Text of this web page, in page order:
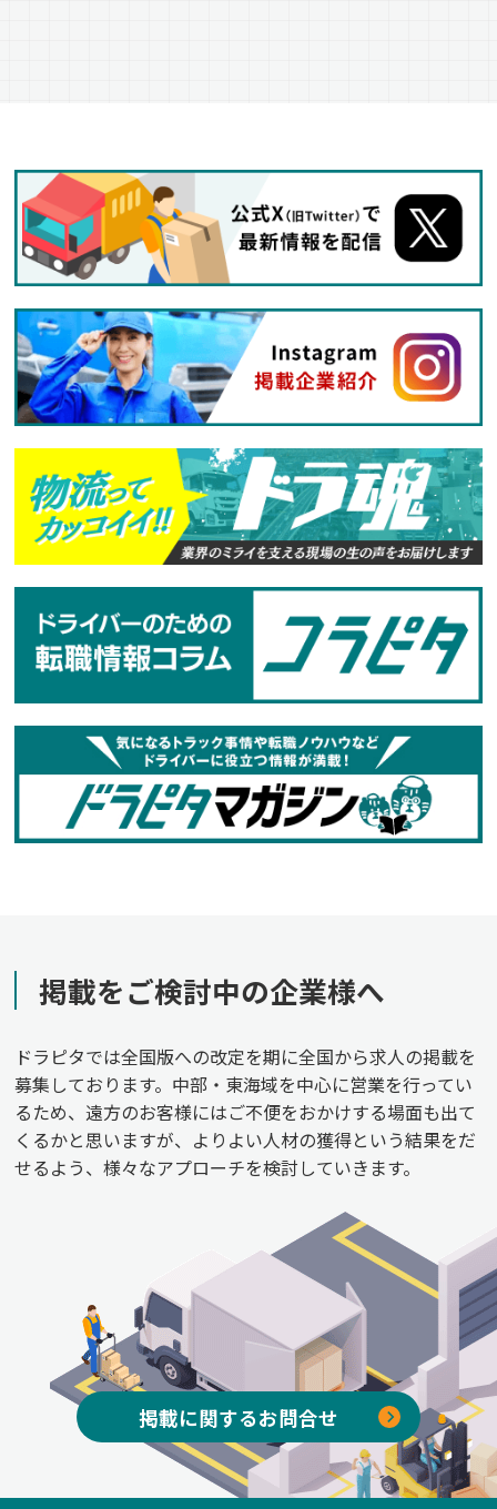
掲載をご検討中の企業様へ
ドラピタでは全国版への改定を期に全国から求人の掲載を
募集しております。中部・東海域を中心に営業を行ってい
るため、遠方のお客様にはご不便をおかけする場面も出て
くるかと思いますが、よりよい人材の獲得という結果をだ
せるよう、様々なアプローチを検討していきます。
掲載に関するお問合せ